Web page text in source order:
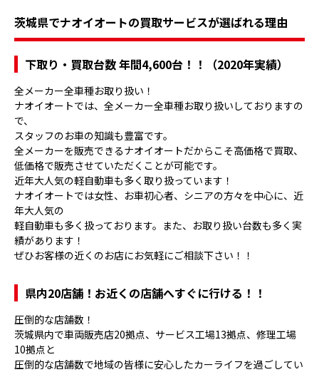
茨城県でナオイオートの買取サービスが選ばれる理由
下取り・買取台数 年間4,600台！！（2020年実績）
全メーカー全車種お取り扱い！
ナオイオートでは、全メーカー全車種お取り扱いしておりますの
で、
スタッフのお車の知識も豊富です。
全メーカーを販売できるナオイオートだからこそ高価格で買取、
低価格で販売させていただくことが可能です。
近年大人気の軽自動車も多く取り扱っています！
ナオイオートでは女性、お車初心者、シニアの方々を中心に、近
年大人気の
軽自動車も多く扱っております。また、お取り扱い台数も多く実
績があります！
ぜひお客様の近くのお店にお気軽にご相談下さい！！
県内20店舗！お近くの店舗へすぐに行ける！！
圧倒的な店舗数！
茨城県内で車両販売店20拠点、サービス工場13拠点、修理工場
10拠点と
圧倒的な店舗数で地域の皆様に安心したカーライフを過ごしてい